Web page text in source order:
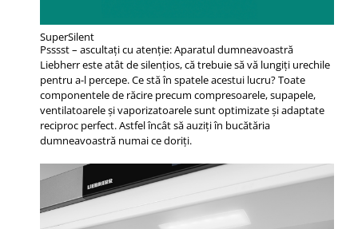
SuperSilent
Psssst – ascultaţi cu atenţie: Aparatul dumneavoastră
Liebherr este atât de silenţios, că trebuie să vă lungiţi urechile
pentru a-l percepe. Ce stă în spatele acestui lucru? Toate
componentele de răcire precum compresoarele, supapele,
ventilatoarele şi vaporizatoarele sunt optimizate şi adaptate
reciproc perfect. Astfel încât să auziţi în bucătăria
dumneavoastră numai ce doriţi.